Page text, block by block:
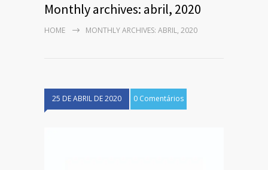
Monthly archives: abril, 2020
HOME MONTHLY ARCHIVES: ABRIL, 2020
25 DE ABRIL DE 2020 0 Comentários